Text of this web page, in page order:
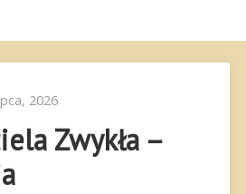
2026
Zwykła –